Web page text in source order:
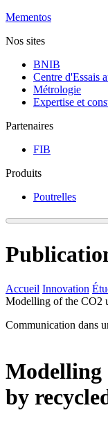
Mementos
Nos sites
BNIB
Centre d'Essais
Métrologie
Expertise et
Partenaires
FIB
Produits
Poutrelles
Accueil Innovation
Modelling of the CO2
Communication dans
Modelling
by